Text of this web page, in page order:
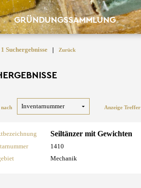
GRÜNDUNGSSAMMLUNG
1 Suchergebnisse | Zurück
Anzeige Treffer
Seiltänzer mit Gewichten
1410
Mechanik